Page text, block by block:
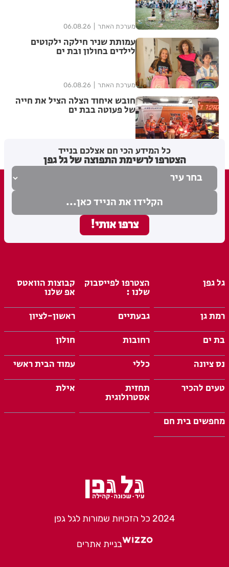
מערכת האתר 06.08.26
עמותת שניר חילקה ילקוטים
לילדים בחולון ובת ים
מערכת האתר 06.08.26
חובש איחוד הצלה הציל את חייה
של פעוטה בבת ים
כל המידע הכי חם אצלכם בנייד
הצטרפו לרשימת התפוצה של גל גפן
גל גפן הצטרפו לפייסבוק
שלנו :
קבוצות הוואטס
אפ שלנו
רמת גן
גבעתיים
ראשון-לציון
בת ים
רחובות
חולון
נס ציונה
כללי
עמוד הבית ראשי
טעים להכיר
תחזית
אסטרולוגית
אילת
מחפשים בית חם
2024 כל הזכויות שמורות לגל גפן
בניית אתרים